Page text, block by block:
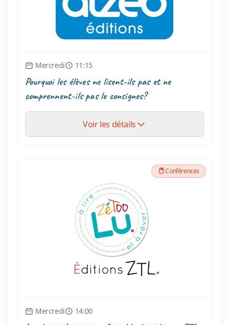
Mercredi 11:15
Pourquoi les élèves ne lisent-ils pas et ne
comprennent-ils pas le consignes?
Voir les détails
Conférences
Mercredi 14:00